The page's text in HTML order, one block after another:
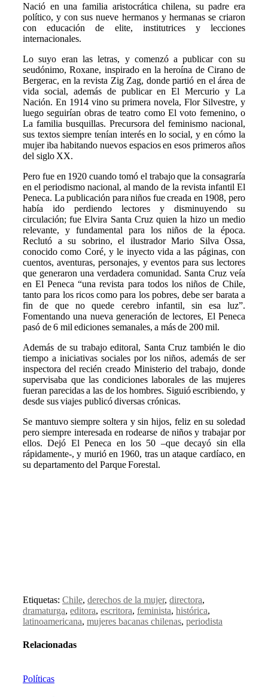
Nació en una familia aristocrática chilena, su padre era
político, y con sus nueve hermanos y hermanas se criaron
con educación de elite, institutrices y lecciones
internacionales.
Lo suyo eran las letras, y comenzó a publicar con su
seudónimo, Roxane, inspirado en la heroína de Cirano de
Bergerac, en la revista Zig Zag, donde partió en el área de
vida social, además de publicar en El Mercurio y La
Nación. En 1914 vino su primera novela, Flor Silvestre, y
luego seguirían obras de teatro como El voto femenino, o
La familia busquillas. Precursora del feminismo nacional,
sus textos siempre tenían interés en lo social, y en cómo la
mujer iba habitando nuevos espacios en esos primeros años
del siglo XX.
Pero fue en 1920 cuando tomó el trabajo que la consagraría
en el periodismo nacional, al mando de la revista infantil El
Peneca. La publicación para niños fue creada en 1908, pero
había ido perdiendo lectores y disminuyendo su
circulación; fue Elvira Santa Cruz quien la hizo un medio
relevante, y fundamental para los niños de la época.
Reclutó a su sobrino, el ilustrador Mario Silva Ossa,
conocido como Coré, y le inyecto vida a las páginas, con
cuentos, aventuras, personajes, y eventos para sus lectores
que generaron una verdadera comunidad. Santa Cruz veía
en El Peneca “una revista para todos los niños de Chile,
tanto para los ricos como para los pobres, debe ser barata a
fin de que no quede cerebro infantil, sin esa luz”.
Fomentando una nueva generación de lectores, El Peneca
pasó de 6 mil ediciones semanales, a más de 200 mil.
Además de su trabajo editoral, Santa Cruz también le dio
tiempo a iniciativas sociales por los niños, además de ser
inspectora del recién creado Ministerio del trabajo, donde
supervisaba que las condiciones laborales de las mujeres
fueran parecidas a las de los hombres. Siguió escribiendo, y
desde sus viajes publicó diversas crónicas.
Se mantuvo siempre soltera y sin hijos, feliz en su soledad
pero siempre interesada en rodearse de niños y trabajar por
ellos. Dejó El Peneca en los 50 –que decayó sin ella
rápidamente-, y murió en 1960, tras un ataque cardíaco, en
su departamento del Parque Forestal.
Etiquetas: Chile, derechos de la mujer, directora,
dramaturga, editora, escritora, feminista, histórica,
latinoamericana, mujeres bacanas chilenas, periodista
Relacionadas
Políticas